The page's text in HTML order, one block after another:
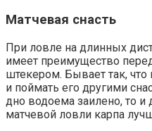
Матчевая снасть
При ловле на длинных
имеет преимущество
штекером. Бывает так, что
и поймать его другими
дно водоема заилено, то и
матчевой ловли карпа